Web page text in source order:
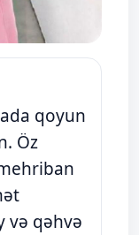
qoyun
Öz
və qəhvə